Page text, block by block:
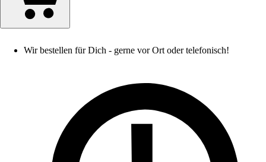
Wir bestellen für Dich - gerne vor Ort oder telefonisch!